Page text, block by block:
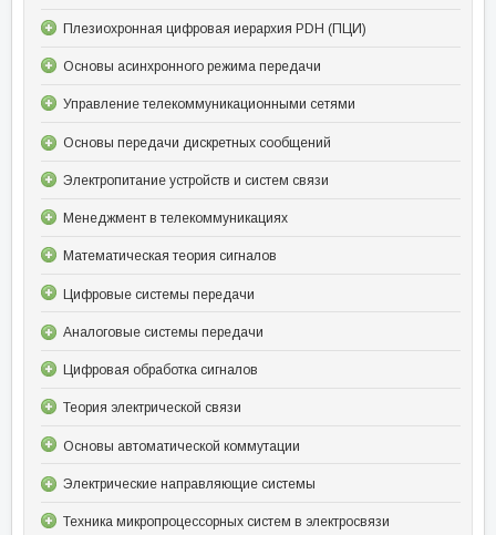
Плезиохронная цифровая иерархия PDH (ПЦИ)
Основы асинхронного режима передачи
Управление телекоммуникационными сетями
Основы передачи дискретных сообщений
Электропитание устройств и систем связи
Менеджмент в телекоммуникациях
Математическая теория сигналов
Цифровые системы передачи
Аналоговые системы передачи
Цифровая обработка сигналов
Теория электрической связи
Основы автоматической коммутации
Электрические направляющие системы
Техника микропроцессорных систем в электросвязи